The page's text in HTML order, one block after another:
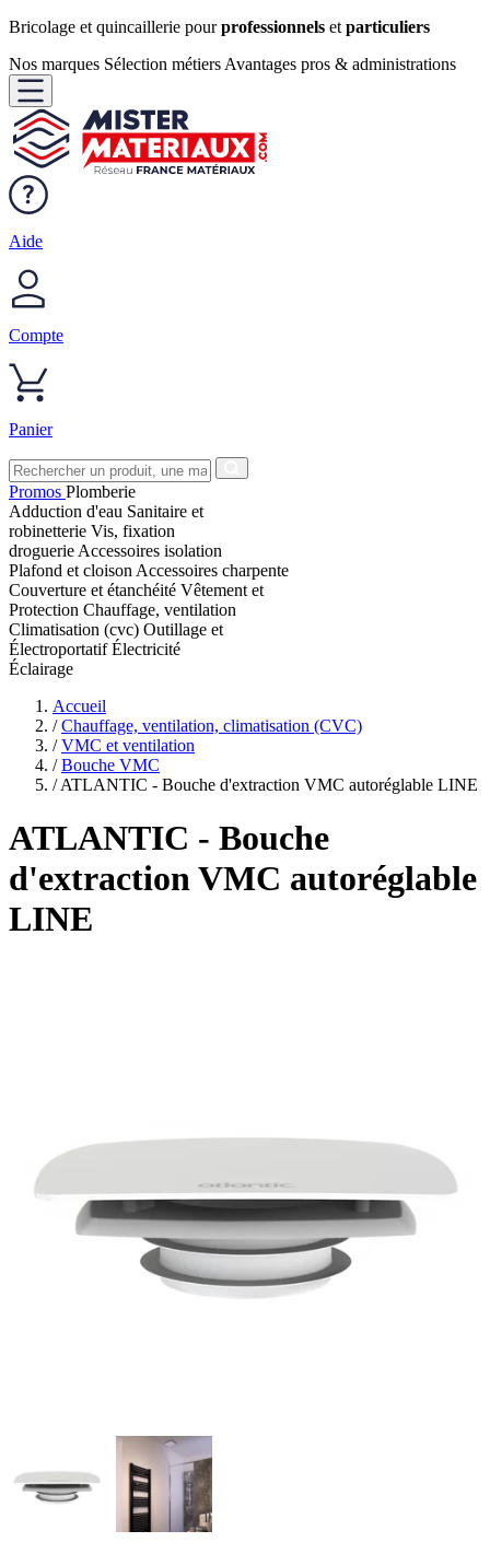
Bricolage et quincaillerie pourprofessionnels et particuliers
Nos marques Sélection métiers Avantages pros & administrations
Aide
Compte
Panier
Promos Plomberie
Adduction d'eau Sanitaire et
robinetterie Vis, fixation
droguerie Accessoires isolation
Plafond et cloison Accessoires charpente
Couverture et étanchéité Vêtement et
Protection Chauffage, ventilation
Climatisation (cvc) Outillage et
ÉlectroportatifÉlectricité
Éclairage
Accueil
/ Chauffage, ventilation, climatisation (CVC)
/ VMC et ventilation
/ Bouche VMC
/ ATLANTIC - Bouche d'extraction VMC autoréglable LINE
ATLANTIC - Bouche
d'extraction VMC autoréglable
LINE